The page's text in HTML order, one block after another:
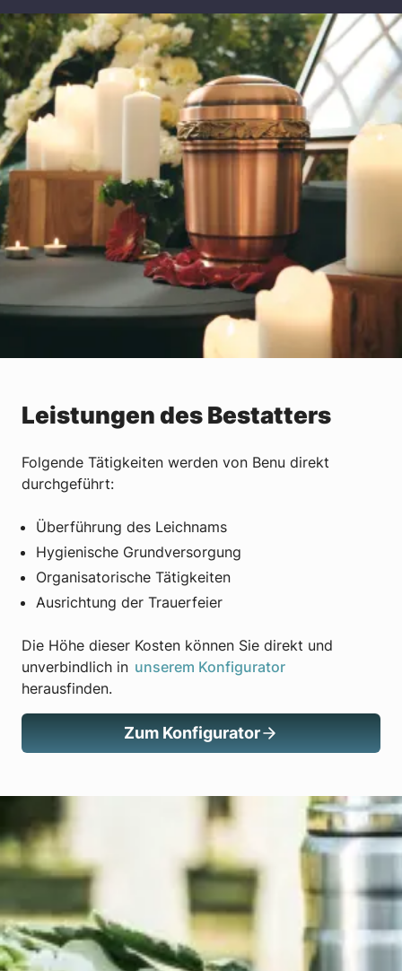
Leistungen des Bestatters
Folgende Tätigkeiten werden von Benu direkt
durchgeführt:
Überführung des Leichnams
Hygienische Grundversorgung
Organisatorische Tätigkeiten
Ausrichtung der Trauerfeier
Die Höhe dieser Kosten können Sie direkt und
unverbindlich in unserem Konfigurator
herausfinden.
Zum Konfigurator